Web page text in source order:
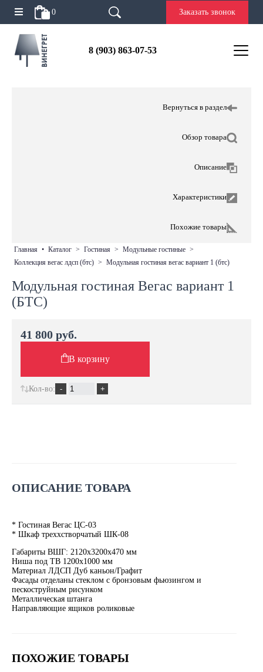
0 Заказать звонок
8 (903) 863-07-53
Вернуться в раздел
Обзор товара
Описание
Характеристики
Похожие товары
главная • каталог > гостиная > модульные гостиные >
коллекция вегас лдсп (бтс) > модульная гостиная вегас вариант 1 (бтс)
Модульная гостиная Вегас вариант 1
(БТС)
ОПИСАНИЕ ТОВАРА
* Гостиная Вегас ЦС-03
* Шкаф треххстворчатый ШК-08
Габариты ВШГ: 2120х3200х470 мм
Ниша под ТВ 1200х1000 мм
Материал ЛДСП Дуб каньон/Графит
Фасады отделаны стеклом с бронзовым фьюзингом и
пескоструйным рисунком
Металлическая штанга
Направляющие ящиков роликовые
ПОХОЖИЕ ТОВАРЫ
41 800 руб.
В корзину
Кол-во: